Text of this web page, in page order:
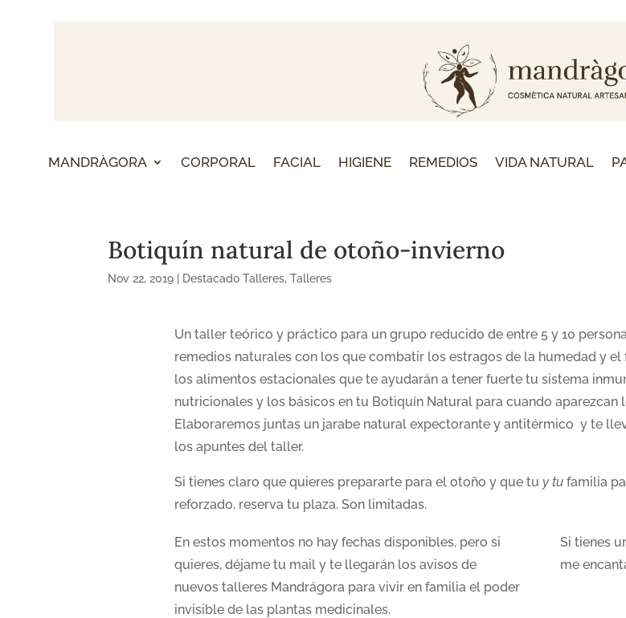
MANDRÀGORA CORPORAL FACIAL HIGIENE REMEDIOS VIDA NATURAL
Botiquín natural de otoño-invierno
Nov 22, 2019 Destacado Talleres,Talleres
Un taller teórico y práctico para un grupo reducido de entre 5 y 10
remedios naturales con los que combatir los estragos de la humedad y
los alimentos estacionales que te ayudarán a tener fuerte tu sistema
nutricionales y los básicos en tu Botiquín Natural para cuando aparezcan
Elaboraremos juntas un jarabe natural expectorante y antitérmico y te
los apuntes del taller.
Si tienes claro que quieres prepararte para el otoño y que tu y tufamilia
reforzado, reserva tu plaza. Son limitadas.
En estos momentos no hay fechas disponibles, pero si
quieres, déjame tu mail y te llegarán los avisos de
nuevos talleres Mandrágora para vivir en familia el poder
invisible de las plantas medicinales.
Si tienes
me